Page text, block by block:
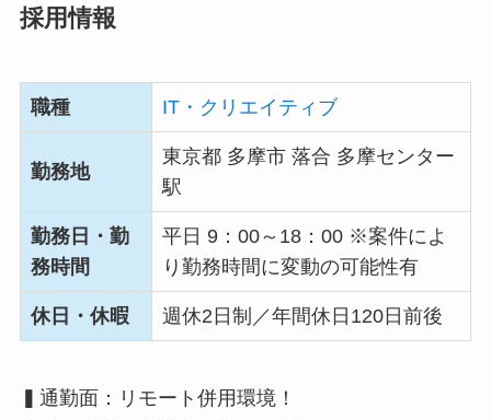
採用情報
職種 IT・クリエイティブ
勤務地
東京都 多摩市 落合 多摩センター
駅
勤務日・勤
務時間
平日 9：00～18：00 ※案件によ
り勤務時間に変動の可能性有
休日・休暇 週休2日制／年間休日120日前後
▍通勤面：リモート併用環境！